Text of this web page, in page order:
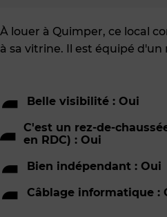
À louer à Quimper, ce local
à sa vitrine. Il est équipé d'un
Belle visibilité : Oui
C'est un rez-de-
en RDC) : Oui
Bien indépendant : Oui
Câblage informatique :